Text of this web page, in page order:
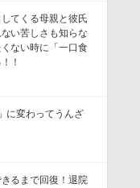
てくる母親と彼氏
い苦しさも知らな
ない時に「一口食
！
に変わってうんざ
るまで回復！退院